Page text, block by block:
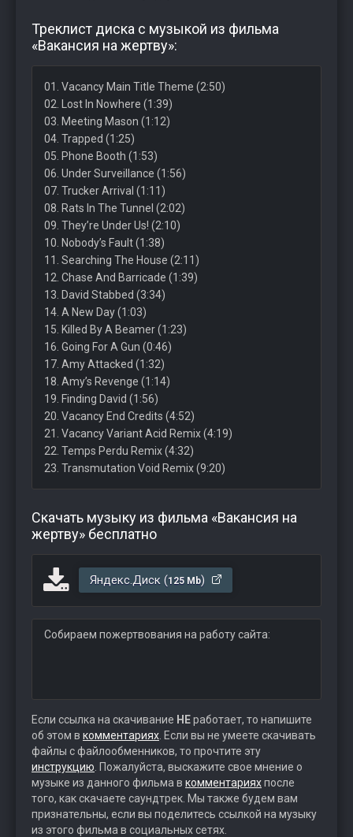
Треклист диска с музыкой из фильма
«Вакансия на жертву»:
01. Vacancy Main Title Theme (2:50)
02. Lost In Nowhere (1:39)
03. Meeting Mason (1:12)
04. Trapped (1:25)
05. Phone Booth (1:53)
06. Under Surveillance (1:56)
07. Trucker Arrival (1:11)
08. Rats In The Tunnel (2:02)
09. They’re Under Us! (2:10)
10. Nobody’s Fault (1:38)
11. Searching The House (2:11)
12. Chase And Barricade (1:39)
13. David Stabbed (3:34)
14. A New Day (1:03)
15. Killed By A Beamer (1:23)
16. Going For A Gun (0:46)
17. Amy Attacked (1:32)
18. Amy’s Revenge (1:14)
19. Finding David (1:56)
20. Vacancy End Credits (4:52)
21. Vacancy Variant Acid Remix (4:19)
22. Temps Perdu Remix (4:32)
23. Transmutation Void Remix (9:20)
Скачать музыку из фильма «Вакансия на
жертву» бесплатно
Яндекс.Диск (125 Mb)
Собираем пожертвования на работу сайта:
Если ссылка на скачивание НЕработает, то напишите
об этом в комментариях . Если вы не умеете скачивать
файлы с файлообменников, то прочтите эту
инструкцию . Пожалуйста, выскажите свое мнение о
музыке из данного фильма в комментарияхпосле
того, как скачаете саундтрек. Мы также будем вам
признательны, если вы поделитесь ссылкой на музыку
из этого фильма в социальных сетях.